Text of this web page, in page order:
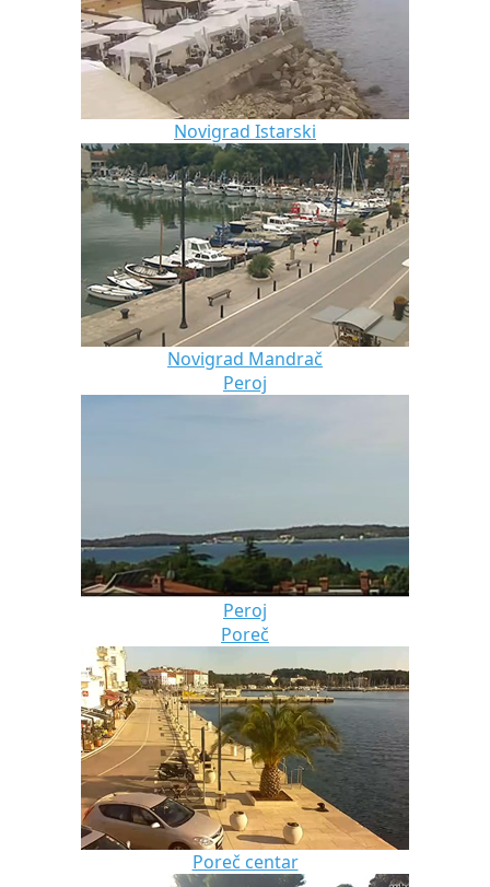
Novigrad Istarski
Novigrad Mandrač
Peroj
Peroj
Poreč
Poreč centar